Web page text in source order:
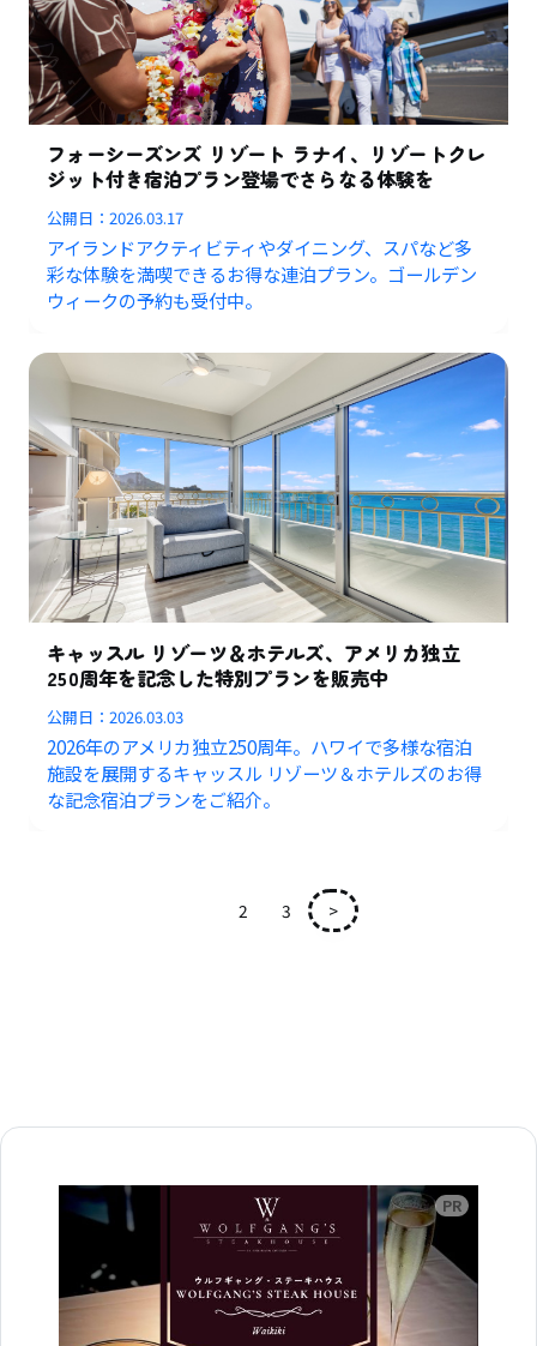
フォーシーズンズ リゾート ラナイ、リゾートクレ
ジット付き宿泊プラン登場でさらなる体験を
公開日：2026.03.17
アイランドアクティビティやダイニング、スパなど多
彩な体験を満喫できるお得な連泊プラン。ゴールデン
ウィークの予約も受付中。
キャッスル リゾーツ＆ホテルズ、アメリカ独立
250周年を記念した特別プランを販売中
公開日：2026.03.03
2026年のアメリカ独立250周年。ハワイで多様な宿泊
施設を展開するキャッスル リゾーツ＆ホテルズのお得
な記念宿泊プランをご紹介。
2 3 >
広告